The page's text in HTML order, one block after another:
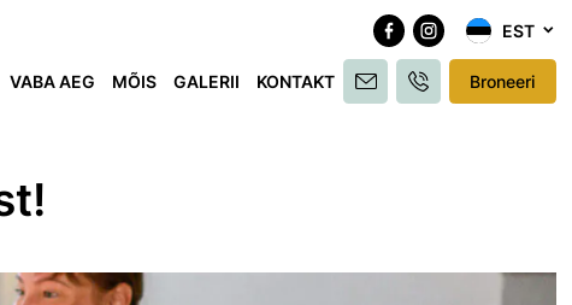
VABA AEG MÕIS GALERII KONTAKT
EST
Broneeri